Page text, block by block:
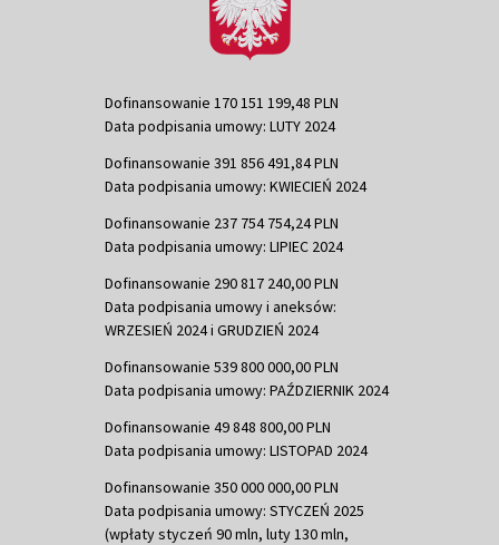
Dofinansowanie 170 151 199,48 PLN
Data podpisania umowy: LUTY 2024
Dofinansowanie 391 856 491,84 PLN
Data podpisania umowy: KWIECIEŃ 2024
Dofinansowanie 237 754 754,24 PLN
Data podpisania umowy: LIPIEC 2024
Dofinansowanie 290 817 240,00 PLN
Data podpisania umowy i aneksów:
WRZESIEŃ 2024 i GRUDZIEŃ 2024
Dofinansowanie 539 800 000,00 PLN
Data podpisania umowy: PAŹDZIERNIK 2024
Dofinansowanie 49 848 800,00 PLN
Data podpisania umowy: LISTOPAD 2024
Dofinansowanie 350 000 000,00 PLN
Data podpisania umowy: STYCZEŃ 2025
(wpłaty styczeń 90 mln, luty 130 mln,